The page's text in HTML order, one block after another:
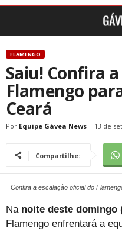
FLAMENGO
Saiu! Confira
Flamengo
Ceará
Por Equipe Gávea News - 13 de
Compartilhe:
Confira a escalação oficial do
Na noite deste domingo
Flamengo enfrentará a